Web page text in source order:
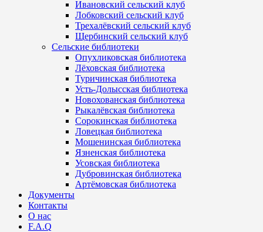
Ивановский сельский клуб
Лобковский сельский клуб
Трехалёвский сельский клуб
Щербинский сельский клуб
Сельские библиотеки
Опухликовская библиотека
Лёховская библиотека
Туричинская библиотека
Усть-Долысская библиотека
Новохованская библиотека
Рыкалёвская библиотека
Сорокинская библиотека
Ловецкая библиотека
Мошенинская библиотека
Язненская библиотека
Усовская библиотека
Дубровинская библиотека
Артёмовская библиотека
Документы
Контакты
О нас
F.A.Q